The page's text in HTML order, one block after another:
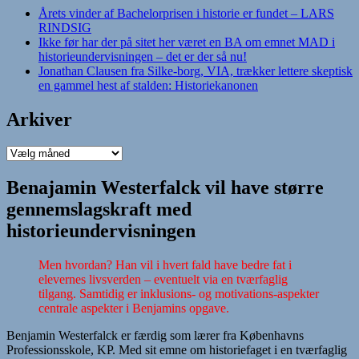
Årets vinder af Bachelorprisen i historie er fundet – LARS
RINDSIG
Ikke før har der på sitet her været en BA om emnet MAD i
historieundervisningen – det er der så nu!
Jonathan Clausen fra Silke-borg, VIA, trækker lettere skeptisk
en gammel hest af stalden: Historiekanonen
Arkiver
Arkiver
Benajamin Westerfalck vil have større
gennemslagskraft med
historieundervisningen
Men hvordan? Han vil i hvert fald have bedre fat i
elevernes livsverden – eventuelt via en tværfaglig
tilgang. Samtidig er inklusions- og motivations-aspekter
centrale aspekter i Benjamins opgave.
Benjamin Westerfalck er færdig som lærer fra Københavns
Professionsskole, KP. Med sit emne om historiefaget i en tværfaglig